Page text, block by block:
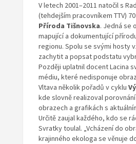
V letech 2001–2011 natočil s
(tehdejším pracovníkem TTV)
Příroda Tišnovska. Jedná se
mapující a dokumentující
regionu. Spolu se svými hosty
zachytit a popsat podstatu
Později uplatnil docent Lacina
médiu, které nedisponuje
Vltava několik pořadů v cyklu
kde slovně realizoval
obrazech a grafikách s
Určitě zaujal každého, kdo se
Svratky toulal. „Vcházení do
krajinného ekologa se věnuje